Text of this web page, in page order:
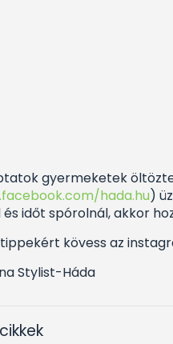
gyermeketek
hada.hu)
időt spórolnál, akkor
kövess az
Stylist-Háda